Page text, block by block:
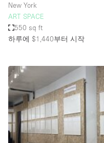
Air Conditioning
Bathroom
Car Display
Concierge
New York
ART SPACE
550 sq ft
하루에 $1,440부터 시작